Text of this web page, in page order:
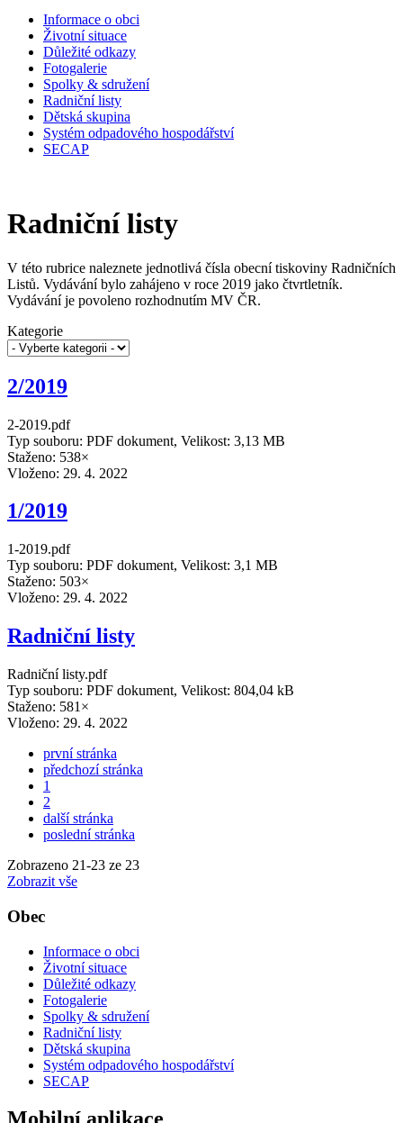
Informace o obci
Životní situace
Důležité odkazy
Fotogalerie
Spolky & sdružení
Radniční listy
Dětská skupina
Systém odpadového hospodářství
SECAP
Radniční listy
V této rubrice naleznete jednotlivá čísla obecní tiskoviny Radničních
Listů. Vydávání bylo zahájeno v roce 2019 jako čtvrtletník.
Vydávání je povoleno rozhodnutím MV ČR.
Kategorie
2/2019
2-2019.pdf
Typ souboru: PDF dokument, Velikost: 3,13 MB
Staženo: 538×
Vloženo: 29. 4. 2022
1/2019
1-2019.pdf
Typ souboru: PDF dokument, Velikost: 3,1 MB
Staženo: 503×
Vloženo: 29. 4. 2022
Radniční listy
Radniční listy.pdf
Typ souboru: PDF dokument, Velikost: 804,04 kB
Staženo: 581×
Vloženo: 29. 4. 2022
první stránka
předchozí stránka
1
2
další stránka
poslední stránka
Zobrazeno 21-23 ze 23
Zobrazit vše
Obec
Informace o obci
Životní situace
Důležité odkazy
Fotogalerie
Spolky & sdružení
Radniční listy
Dětská skupina
Systém odpadového hospodářství
SECAP